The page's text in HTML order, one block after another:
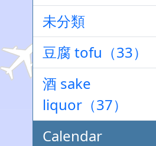
未分類
豆腐 tofu（33）
酒 sake
liquor（37）
Calendar